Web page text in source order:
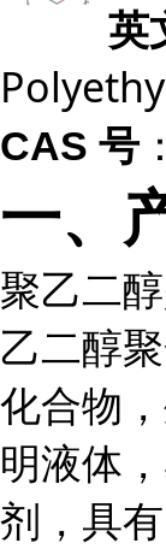
英
CAS 号
一、
聚乙二
乙二醇
化合物
明液体
剂，具